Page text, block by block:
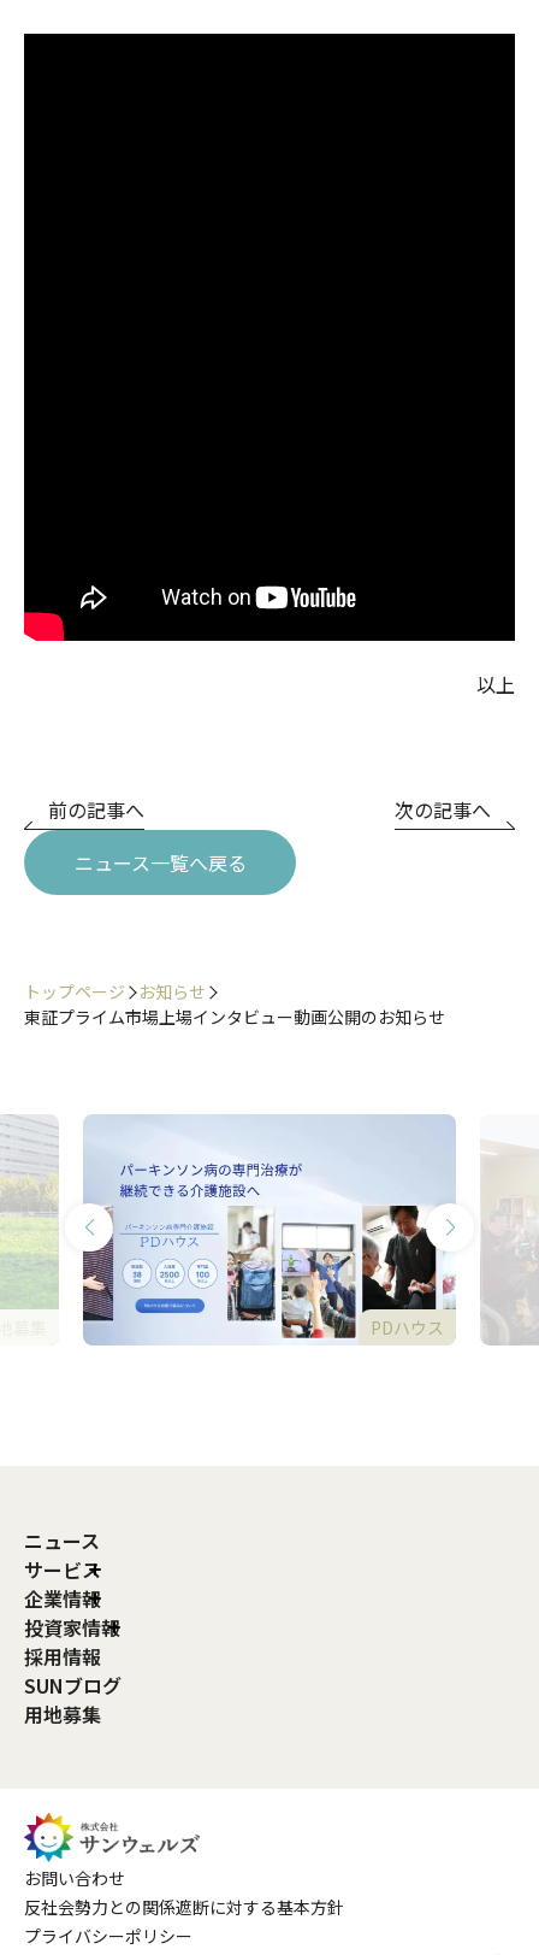
以上
前の記事へ
ニュース一覧へ戻る
次の記事へ
トップページ
お知らせ
東証プライム市場上場インタビュー動画公開のお知らせ
PDハウス
ニュース
サービス
企業情報
投資家情報
採用情報
SUNブログ
用地募集
お問い合わせ
反社会勢力との関係遮断に対する基本方針
プライバシーポリシー